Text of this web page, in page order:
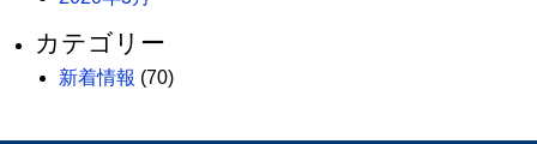
カテゴリー
新着情報 (70)